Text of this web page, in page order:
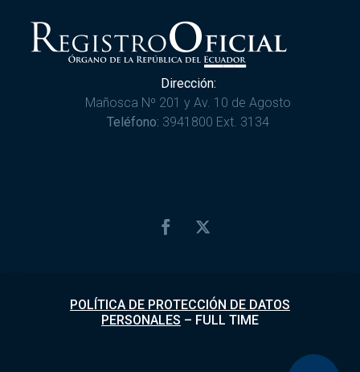
Dirección:
Mañosca Nº 201 y Av. 10 de Agosto
Teléfono: 3941800 Ext. 3134
POLÍTICA DE PROTECCIÓN DE DATOS
PERSONALES – FULL TIME